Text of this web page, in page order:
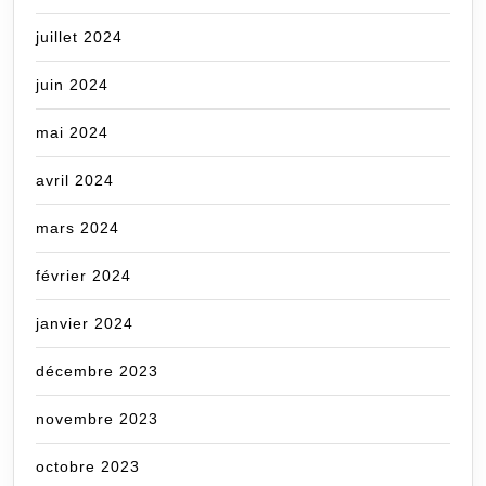
juillet 2024
juin 2024
mai 2024
avril 2024
mars 2024
février 2024
janvier 2024
décembre 2023
novembre 2023
octobre 2023